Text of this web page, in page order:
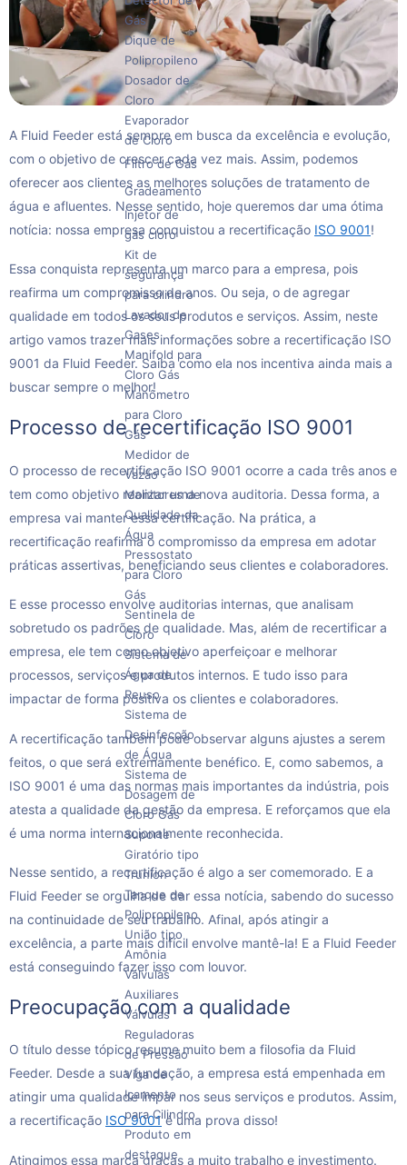
Gás
Dique de
Polipropileno
Dosador de
Cloro
Evaporador
de Cloro
Filtro de Gás
Gradeamento
Injetor de
gás cloro
Kit de
segurança
para cilindro
Lavador de
Gases
Manifold para
Cloro Gás
Manômetro
para Cloro
Gás
Medidor de
Vazão
Monitores de
Qualidade da
Água
Pressostato
para Cloro
Gás
Sentinela de
Cloro
Sistema de
Água de
Reuso
Sistema de
Desinfecção
de Água
Sistema de
Dosagem de
Cloro Gás
Suporte
Giratório tipo
Trunion
Tanque de
Polipropileno
União tipo
Amônia
Válvulas
Auxiliares
Válvulas
Reguladoras
de Pressão
Viga de
Içamento
para Cilindro
Produto em
destaque
A Fluid Feeder está sempre em busca da excelência e evolução,
com o objetivo de crescer cada vez mais. Assim, podemos
oferecer aos clientes as melhores soluções de tratamento de
água e afluentes. Nesse sentido, hoje queremos dar uma ótima
notícia: nossa empresa conquistou a recertificação ISO 9001!
Essa conquista representa um marco para a empresa, pois
reafirma um compromisso de anos. Ou seja, o de agregar
qualidade em todos os seus produtos e serviços. Assim, neste
artigo vamos trazer mais informações sobre a recertificação ISO
9001 da Fluid Feeder. Saiba como ela nos incentiva ainda mais a
buscar sempre o melhor!
Processo de recertificação ISO 9001
O processo de recertificação ISO 9001 ocorre a cada três anos e
tem como objetivo realizar uma nova auditoria. Dessa forma, a
empresa vai manter essa certificação. Na prática, a
recertificação reafirma o compromisso da empresa em adotar
práticas assertivas, beneficiando seus clientes e colaboradores.
E esse processo envolve auditorias internas, que analisam
sobretudo os padrões de qualidade. Mas, além de recertificar a
empresa, ele tem como objetivo aperfeiçoar e melhorar
processos, serviços e produtos internos. E tudo isso para
impactar de forma positiva os clientes e colaboradores.
A recertificação também pode observar alguns ajustes a serem
feitos, o que será extremamente benéfico. E, como sabemos, a
ISO 9001 é uma das normas mais importantes da indústria, pois
atesta a qualidade da gestão da empresa. E reforçamos que ela
é uma norma internacionalmente reconhecida.
Nesse sentido, a recertificação é algo a ser comemorado. E a
Fluid Feeder se orgulha de dar essa notícia, sabendo do sucesso
na continuidade de seu trabalho. Afinal, após atingir a
excelência, a parte mais difícil envolve mantê-la! E a Fluid Feeder
está conseguindo fazer isso com louvor.
Preocupação com a qualidade
O título desse tópico resume muito bem a filosofia da Fluid
Feeder. Desde a sua fundação, a empresa está empenhada em
atingir uma qualidade ímpar nos seus serviços e produtos. Assim,
a recertificação ISO 9001é uma prova disso!
Atingimos essa marca graças a muito trabalho e investimento.